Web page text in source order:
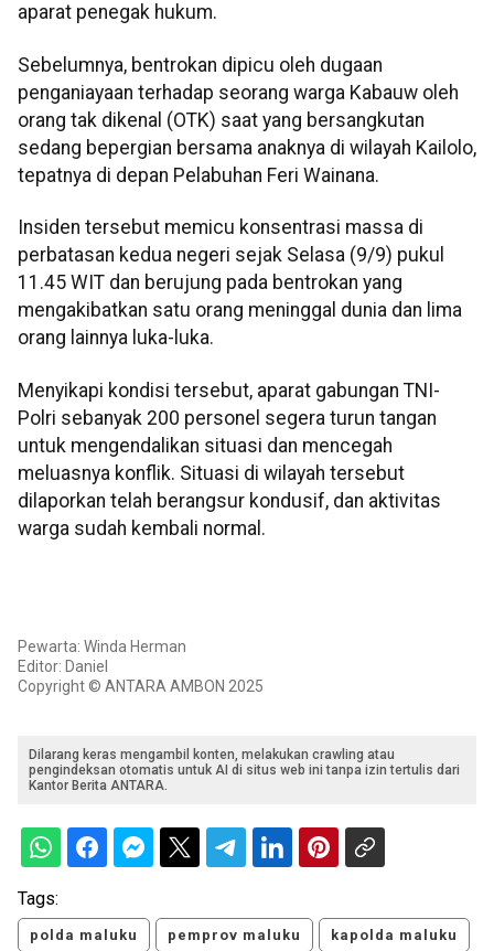
aparat penegak hukum.
Sebelumnya, bentrokan dipicu oleh dugaan
penganiayaan terhadap seorang warga Kabauw oleh
orang tak dikenal (OTK) saat yang bersangkutan
sedang bepergian bersama anaknya di wilayah Kailolo,
tepatnya di depan Pelabuhan Feri Wainana.
Insiden tersebut memicu konsentrasi massa di
perbatasan kedua negeri sejak Selasa (9/9) pukul
11.45 WIT dan berujung pada bentrokan yang
mengakibatkan satu orang meninggal dunia dan lima
orang lainnya luka-luka.
Menyikapi kondisi tersebut, aparat gabungan TNI-
Polri sebanyak 200 personel segera turun tangan
untuk mengendalikan situasi dan mencegah
meluasnya konflik. Situasi di wilayah tersebut
dilaporkan telah berangsur kondusif, dan aktivitas
warga sudah kembali normal.
Pewarta: Winda Herman
Editor: Daniel
Copyright © ANTARA AMBON 2025
Dilarang keras mengambil konten, melakukan crawling atau
pengindeksan otomatis untuk AI di situs web ini tanpa izin tertulis dari
Kantor Berita ANTARA.
Tags:
polda maluku pemprov maluku kapolda maluku